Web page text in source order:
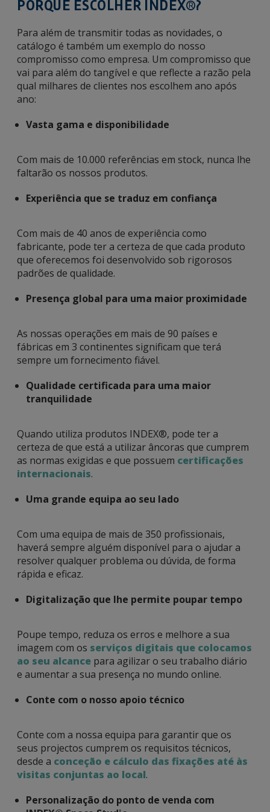
PORQUÊ ESCOLHER INDEX®?
Para além de transmitir todas as novidades, o
catálogo é também um exemplo do nosso
compromisso como empresa. Um compromisso que
vai para além do tangível e que reflecte a razão pela
qual milhares de clientes nos escolhem ano após
ano:
Vasta gama e disponibilidade
Com mais de 10.000 referências em stock, nunca lhe
faltarão os nossos produtos.
Experiência que se traduz em confiança
Com mais de 40 anos de experiência como
fabricante, pode ter a certeza de que cada produto
que oferecemos foi desenvolvido sob rigorosos
padrões de qualidade.
Presença global para uma maior proximidade
As nossas operações em mais de 90 países e
fábricas em 3 continentes significam que terá
sempre um fornecimento fiável.
Qualidade certificada para uma maior
tranquilidade
Quando utiliza produtos INDEX®, pode ter a
certeza de que está a utilizar âncoras que cumprem
as normas exigidas e que possuem certificações
internacionais.
Uma grande equipa ao seu lado
Com uma equipa de mais de 350 profissionais,
haverá sempre alguém disponível para o ajudar a
resolver qualquer problema ou dúvida, de forma
rápida e eficaz.
Digitalização que lhe permite poupar tempo
Poupe tempo, reduza os erros e melhore a sua
imagem com os serviços digitais que colocamos
ao seu alcance para agilizar o seu trabalho diário
e aumentar a sua presença no mundo online.
Conte com o nosso apoio técnico
Conte com a nossa equipa para garantir que os
seus projectos cumprem os requisitos técnicos,
desde a conceção e cálculo das fixações até às
visitas conjuntas ao local.
Personalização do ponto de venda com